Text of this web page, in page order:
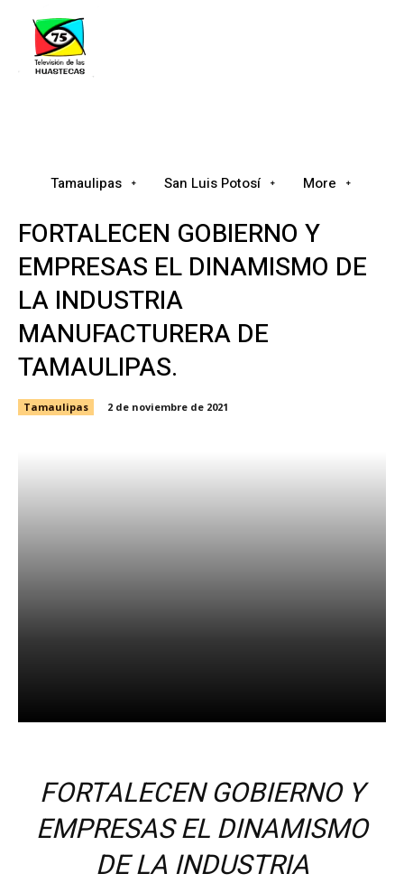
Tamaulipas San Luis Potosí More
FORTALECEN GOBIERNO Y
EMPRESAS EL DINAMISMO DE
LA INDUSTRIA
MANUFACTURERA DE
TAMAULIPAS.
Tamaulipas 2 de noviembre de 2021
FORTALECEN GOBIERNO Y
EMPRESAS EL DINAMISMO
DE LA INDUSTRIA